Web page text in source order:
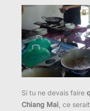
Si tu ne devais faire
Chiang Mai , ce